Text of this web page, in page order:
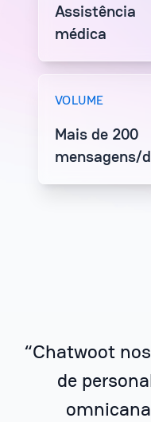
Assistência
médica
VOLUME
Mais de 200
mensagens/
“Chatwoot
de